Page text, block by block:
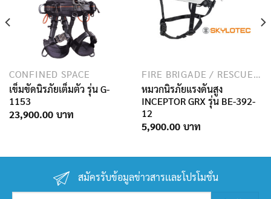
CONFINED SPACE
เข็มขัดนิรภัยเต็มตัว รุ่น G-
1153
23,900.00
FIRE BRIGADE / RESCUE / SPECIAL FORCES
หมวกนิรภัยแรงดันสูง
INCEPTOR GRX รุ่น BE-392-
12
5,900.00
สมัครรับข้อมูลข่าวสารเเละโปรโมชั่น